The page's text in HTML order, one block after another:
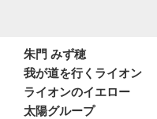
朱門 みず穂
我が道を行くライオン
ライオンのイエロー
太陽グループ